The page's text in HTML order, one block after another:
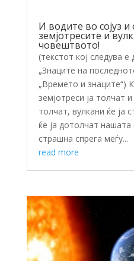
И водите во сојуз и
земјотресите и
човештвото!
(текстот кој следува е
„Знаците на
„Времето и знаците“)
земјотреси ја толчат
толчат, вулкани ќе ја
ќе ја дотолчат
страшна спрега меѓу...
read more